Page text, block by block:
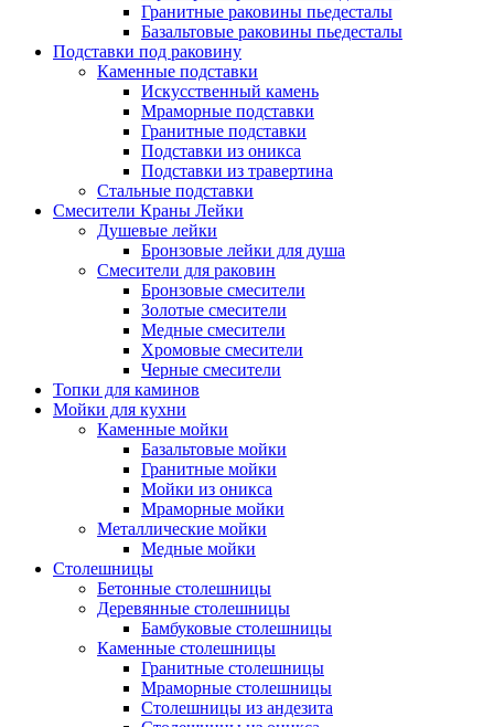
Гранитные раковины пьедесталы
Базальтовые раковины пьедесталы
Подставки под раковину
Каменные подставки
Искусственный камень
Мраморные подставки
Гранитные подставки
Подставки из оникса
Подставки из травертина
Стальные подставки
Смесители Краны Лейки
Душевые лейки
Бронзовые лейки для душа
Смесители для раковин
Бронзовые смесители
Золотые смесители
Медные смесители
Хромовые смесители
Черные смесители
Топки для каминов
Мойки для кухни
Каменные мойки
Базальтовые мойки
Гранитные мойки
Мойки из оникса
Мраморные мойки
Металлические мойки
Медные мойки
Столешницы
Бетонные столешницы
Деревянные столешницы
Бамбуковые столешницы
Каменные столешницы
Гранитные столешницы
Мраморные столешницы
Столешницы из андезита